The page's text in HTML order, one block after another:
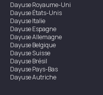
DayuseRoyaume-Uni
DayuseÉtats-Unis
DayuseItalie
DayuseEspagne
DayuseAllemagne
DayuseBelgique
DayuseSuisse
DayuseBrésil
DayusePays-Bas
DayuseAutriche